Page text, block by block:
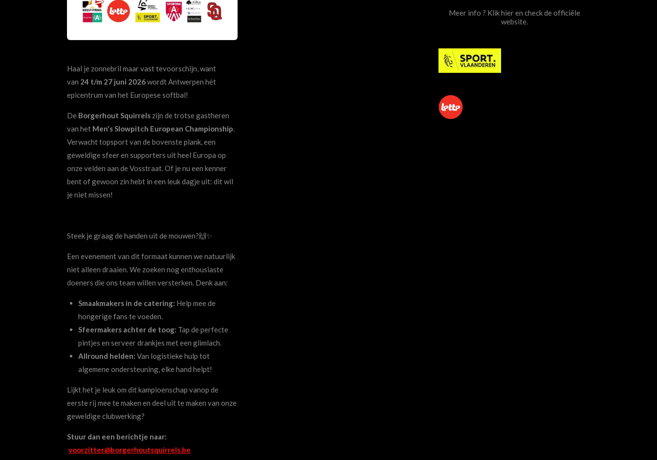
Haal je zonnebril maar vast tevoorschijn, want
van 24 t/m 27 juni 2026wordt Antwerpen hét
epicentrum van het Europese softbal!
De Borgerhout Squirrels zijn de trotse gastheren
van het Men's Slowpitch European Championship.
Verwacht topsport van de bovenste plank, een
geweldige sfeer en supporters uit heel Europa op
onze velden aan de Vosstraat. Of je nu een kenner
bent of gewoon zin hebt in een leuk dagje uit: dit wil
je niet missen!
Steek je graag de handen uit de mouwen?🙌✨
Een evenement van dit formaat kunnen we natuurlijk
niet alleen draaien. We zoeken nog enthousiaste
doeners die ons team willen versterken. Denk aan:
Smaakmakers in de catering: Help mee de
hongerige fans te voeden.
Sfeermakers achter de toog: Tap de perfecte
pintjes en serveer drankjes met een glimlach.
Allround helden: Van logistieke hulp tot
algemene ondersteuning, elke hand helpt!
Lijkt het je leuk om dit kampioenschap vanop de
eerste rij mee te maken en deel uit te maken van onze
geweldige clubwerking?
Stuur dan een berichtje naar:
voorzitter@borgerhoutsquirrels.be
Meer info ? Klik hier en check de officiële
website.